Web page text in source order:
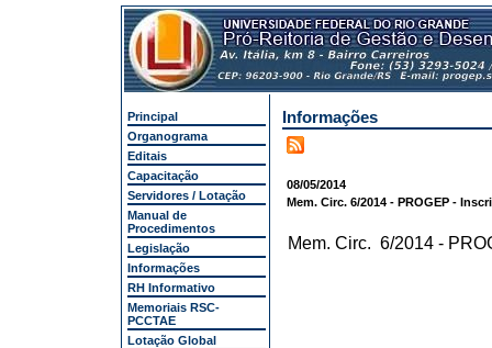
Principal
Organograma
Editais
Capacitação
Servidores / Lotação
Manual de
Procedimentos
Legislação
Informações
RH Informativo
Memoriais RSC-
PCCTAE
Lotação Global
Informações
08/05/2014
Mem. Circ. 6/2014 - PROGEP -
Mem. Circ. 6/2014 -